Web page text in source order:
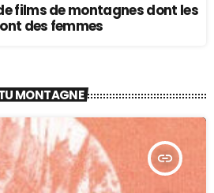
films de montagnes dont les
des femmes
MONTAGNE
insert_link